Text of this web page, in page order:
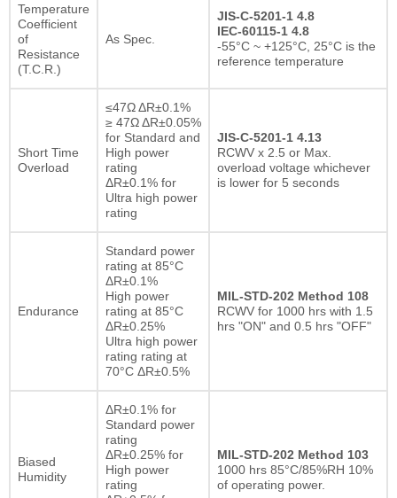
Temperature
Coefficient
of
Resistance
(T.C.R.)
As Spec.
JIS-C-5201-1 4.8
IEC-60115-1 4.8
-55°C ~ +125°C, 25°C is the
reference temperature
Short Time
Overload
≤47Ω ΔR±0.1%
≥ 47Ω ΔR±0.05%
for Standard and
High power
rating
ΔR±0.1% for
Ultra high power
rating
JIS-C-5201-1 4.13
RCWV x 2.5 or Max.
overload voltage whichever
is lower for 5 seconds
Endurance
Standard power
rating at 85°C
ΔR±0.1%
High power
rating at 85°C
ΔR±0.25%
Ultra high power
rating rating at
70°C ΔR±0.5%
MIL-STD-202 Method 108
RCWV for 1000 hrs with 1.5
hrs "ON" and 0.5 hrs "OFF"
Biased
Humidity
ΔR±0.1% for
Standard power
rating
ΔR±0.25% for
High power
rating
MIL-STD-202 Method 103
1000 hrs 85°C/85%RH 10%
of operating power.